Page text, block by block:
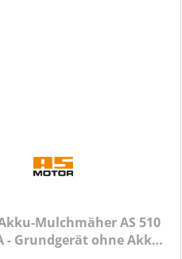
Mulchmäher AS 510
- Grundgerät ohne Akku